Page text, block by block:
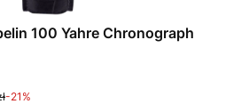
100 Yahre Chronograph
-21%